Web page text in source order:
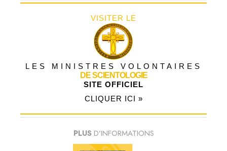
VISITER LE
LES MINISTRES VOLONTAIRES
DE SCIENTOLOGIE
SITE OFFICIEL
CLIQUER ICI »
PLUS D’INFORMATIONS